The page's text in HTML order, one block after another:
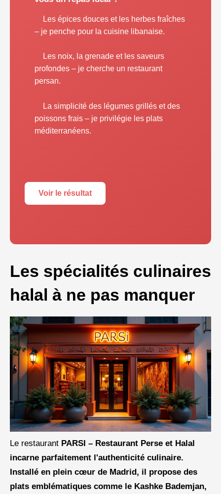
Les épices douces et les herbes fraîches
– je penche pour la cuisine libanaise.
Les noix, la grenade et les saveurs
profondes – je cherche un restaurant
persan.
La simplicité des légumes grillés et des
poissons frais – je privilégie les plats
méditerranéens.
Voir le résultat
Les spécialités culinaires
halal à ne pas manquer
Le restaurant PARSI – Restaurant Perse et Halal
incarne parfaitement l'authenticité culinaire.
Installé en plein cœur de Madrid, il propose des
plats emblématiques comme le Kashke Bademjan,